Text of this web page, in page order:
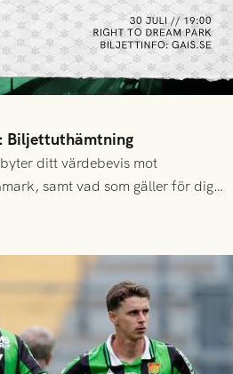
Biljettuthämtning
ditt värdebevis mot
samt vad som gäller för dig
fått förhinder.